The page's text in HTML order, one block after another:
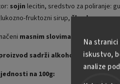
Na
iskustvo,
analize
sojin lecitin, sredstvo za poliranje:
fruktozni sirup,škrob.
masnim slovima
sadrži alkohol.
na 100g: